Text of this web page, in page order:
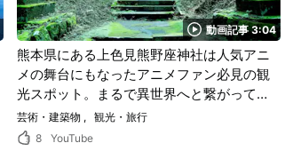
動画記事 3:04
熊本県にある上色見熊野座神社は人気アニ
メの舞台にもなったアニメファン必見の観
光スポット。まるで異世界へと繋がってい
るかのような神秘的な雰囲気を動画で堪
能！
芸術・建築物
観光・旅行
8
YouTube